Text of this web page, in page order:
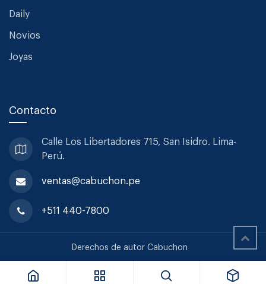
Daily
Novios
Joyas
Contacto
Calle Los Libertadores 715, San Isidro. Lima-
Perú.
ventas@cabuchon.pe
+511 440-7800
Derechos de autor Cabuchon